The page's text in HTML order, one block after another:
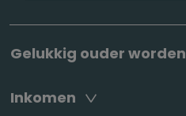
Gelukkig ouder worden
Inkomen